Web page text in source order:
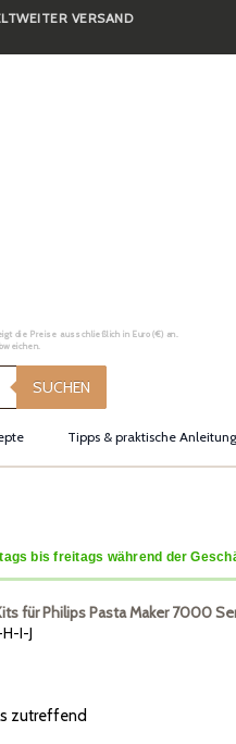
VERSAND
die Preise ausschließlich in Euro (€) an.
SUCHEN
Tipps & praktische
bis freitags während der
für Philips Pasta Maker 7000
I-J
zutreffend